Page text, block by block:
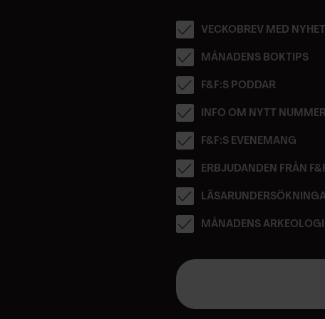
VECKOBREV MED
MÅNADENS BOKTIPS
F&F:S PODDAR
INFO OM NYTT
F&F:S EVENEMANG
ERBJUDANDEN FRÅN
MÅNADENS ARKEOLOGI
E
p